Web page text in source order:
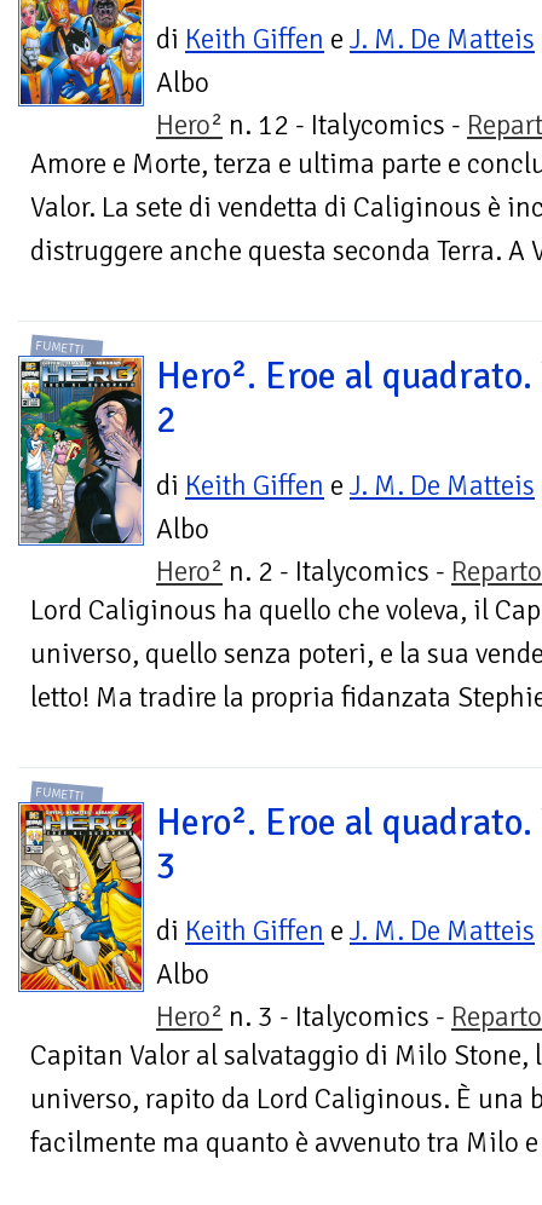
di Keith Giffen e J. M. De Matteis
Albo
Hero² n. 12 - Italycomics -
Amore e Morte, terza e ultima parte e
Valor. La sete di vendetta di Caliginous è
distruggere anche questa seconda Terra. A
FUMETTI
Hero². Eroe al quadrato.
2
di Keith Giffen e J. M. De Matteis
Albo
Hero² n. 2 - Italycomics -
Lord Caliginous ha quello che voleva, il
universo, quello senza poteri, e la sua
letto! Ma tradire la propria fidanzata
FUMETTI
Hero². Eroe al quadrato.
3
di Keith Giffen e J. M. De Matteis
Albo
Hero² n. 3 - Italycomics -
Capitan Valor al salvataggio di Milo
universo, rapito da Lord Caliginous. È una
facilmente ma quanto è avvenuto tra Milo